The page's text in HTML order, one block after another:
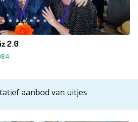
2.0
aanbod van uitjes